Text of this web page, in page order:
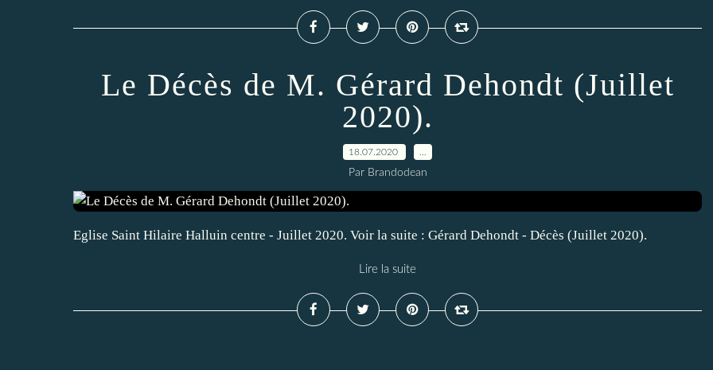
Le Décès de M. Gérard Dehondt (Juillet
2020).
18.07.2020
Par Brandodean
Eglise Saint Hilaire Halluin centre - Juillet 2020. Voir la suite : Gérard Dehondt - Décès (Juillet 2020).
Lire la suite